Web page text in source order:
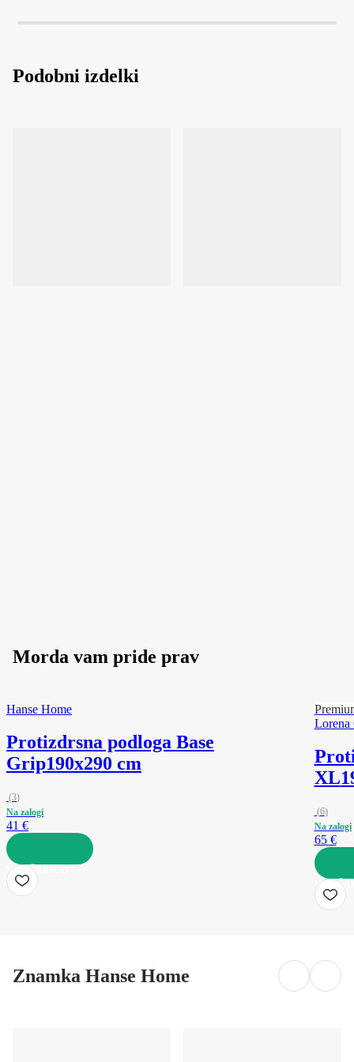
Podobni izdelki
Morda vam pride prav
Hanse Home
Protizdrsna podloga Base
Grip190x290 cm
(3)
Na zalogi
41 €
V KOŠARICO
Lorena
XL
(6)
Na zalogi
65 €
V
Znamka Hanse Home